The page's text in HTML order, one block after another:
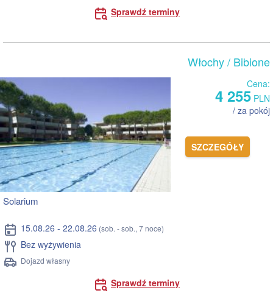
Sprawdź terminy
Włochy/ Bibione
Cena:
4 255 PLN
/ za pokój
SZCZEGÓŁY
Solarium
15.08.26 - 22.08.26 (sob. - sob., 7 noce)
Bez wyżywienia
Dojazd własny
Sprawdź terminy